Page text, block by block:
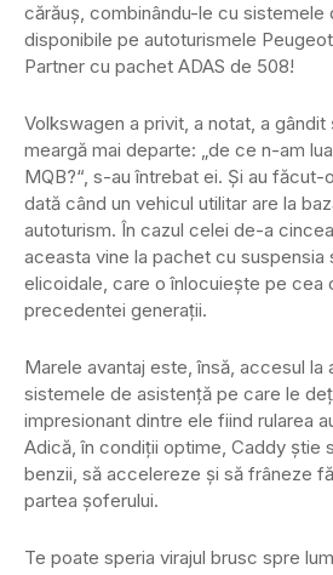
cărăuș, combinându-le cu sistemele
disponibile pe autoturismele
Partner cu pachet ADAS de 508!
Volkswagen a privit, a notat, a
meargă mai departe: „de ce n-am
MQB?“, s-au întrebat ei. Și au făcut-
dată când un vehicul utilitar are la
autoturism. În cazul celei de-a
aceasta vine la pachet cu suspensia
elicoidale, care o înlocuiește pe cea
precedentei generații.
Marele avantaj este, însă, accesul la
sistemele de asistență pe care le
impresionant dintre ele fiind rularea
Adică, în condiții optime, Caddy știe
benzii, să accelereze și să frâneze
partea șoferului.
Te poate speria virajul brusc spre